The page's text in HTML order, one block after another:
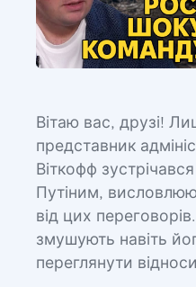
Вітаю вас, друзі!
представник
Віткофф
Путіним,
від цих
змушують навіть
переглянути